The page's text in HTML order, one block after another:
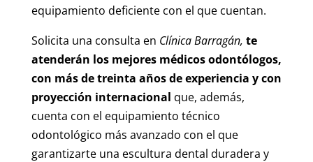
equipamiento deficiente con el que cuentan.
Solicita una consulta en Clínica Barragán, te
atenderán los mejores médicos odontólogos,
con más de treinta años de experiencia y con
proyección internacional que, además,
cuenta con el equipamiento técnico
odontológico más avanzado con el que
garantizarte una escultura dental duradera y